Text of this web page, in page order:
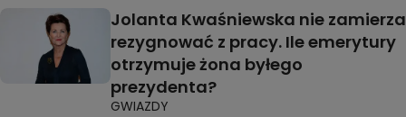
Jolanta Kwaśniewska nie zamierza
rezygnować z pracy. Ile emerytury
otrzymuje żona byłego
prezydenta?
GWIAZDY